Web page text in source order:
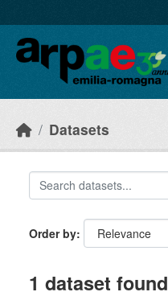
Datasets
Order by
1 dataset found